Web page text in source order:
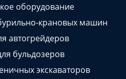
оборудование
крановых машин
автогрейдеров
бульдозеров
экскаваторов